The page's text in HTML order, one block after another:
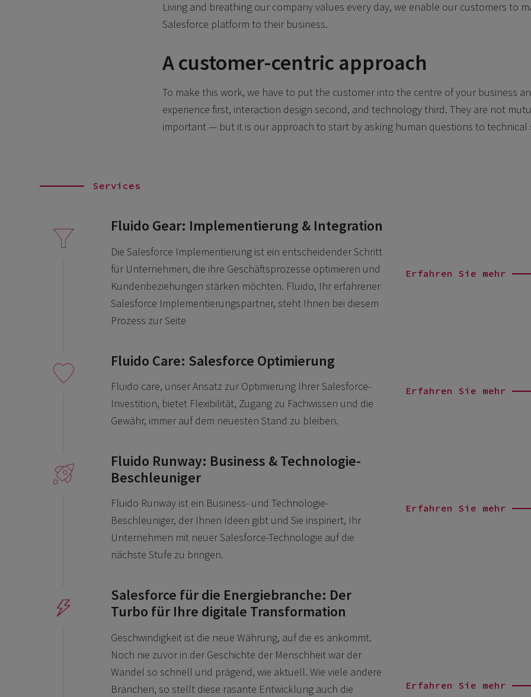
Living and breathing our company values every day, we enable our customers to
Salesforce platform to their business.
A customer-centric approach
To make this work, we have to put the customer into the centre of your business
experience first, interaction design second, and technology third. They are not
important — but it is our approach to start by asking human questions to technical
Services
Fluido Gear: Implementierung & Integration
Die Salesforce Implementierung ist ein entscheidender Schritt
für Unternehmen, die ihre Geschäftsprozesse optimieren und
Kundenbeziehungen stärken möchten. Fluido, Ihr erfahrener
Salesforce Implementierungspartner, steht Ihnen bei diesem
Prozess zur Seite
Erfahren Sie mehr
Fluido Care: Salesforce Optimierung
Fluido care, unser Ansatz zur Optimierung Ihrer Salesforce-
Investition, bietet Flexibilität, Zugang zu Fachwissen und die
Gewähr, immer auf dem neuesten Stand zu bleiben.
Erfahren Sie mehr
Fluido Runway: Business & Technologie-
Beschleuniger
Fluido Runway ist ein Business- und Technologie-
Beschleuniger, der Ihnen Ideen gibt und Sie inspiriert, Ihr
Unternehmen mit neuer Salesforce-Technologie auf die
nächste Stufe zu bringen.
Erfahren Sie mehr
Salesforce für die Energiebranche: Der
Turbo für Ihre digitale Transformation
Geschwindigkeit ist die neue Währung, auf die es ankommt.
Noch nie zuvor in der Geschichte der Menschheit war der
Wandel so schnell und prägend, wie aktuell. Wie viele andere
Branchen, so stellt diese rasante Entwicklung auch die
Erfahren Sie mehr